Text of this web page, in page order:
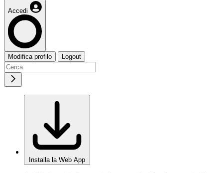
Accedi
Modifica profilo Logout
Installa la Web App